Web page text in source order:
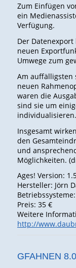
Zum Einfügen
ein
Verfügung.
Der
neuen
Umwege zum
Am auffälligsten
neuen
waren die
sind sie um
individualisieren.
Insgesamt
den
und
Möglichkeiten.
Ages! Version:
Hersteller: Jörn
Preis: 35 €
Weitere
http://
GFAHNEN